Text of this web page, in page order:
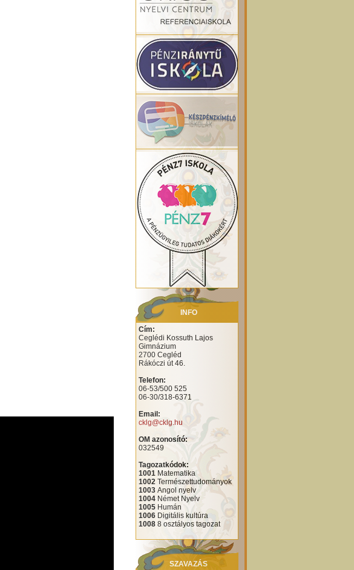
INFO
Cím:
Ceglédi Kossuth Lajos
Gimnázium
2700 Cegléd
Rákóczi út 46.
Telefon:
06-53/500 525
06-30/318-6371
Email:
cklg@cklg.hu
OM azonosító:
032549
Tagozatkódok:
1001 Matematika
1002 Természettudományok
1003 Angol nyelv
1004 Német Nyelv
1005 Humán
1006 Digitális kultúra
1008 8 osztályos tagozat
SZAVAZÁS